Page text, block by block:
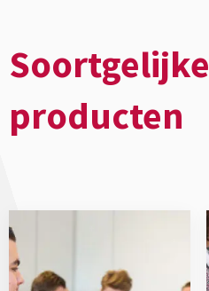
Soortgelijke
producten